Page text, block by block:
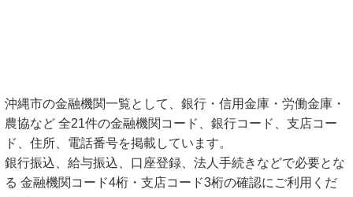
沖縄市の金融機関一覧として、銀行・信用金庫・労働金庫・
農協など 全21件の金融機関コード、銀行コード、支店コー
ド、住所、電話番号を掲載しています。
銀行振込、給与振込、口座登録、法人手続きなどで必要とな
る 金融機関コード4桁・支店コード3桁の確認にご利用くだ